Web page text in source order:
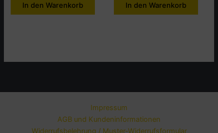
In den Warenkorb In den Warenkorb
Impressum
AGB und Kundeninformationen
Widerrufsbelehrung / Muster-Widerrufsformular